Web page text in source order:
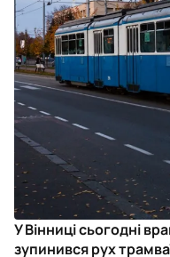
У Вінниці сьогодні
зупинився рух